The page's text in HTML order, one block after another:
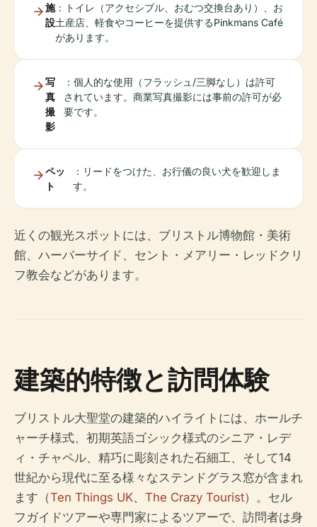
施
設
：トイレ（アクセシブル、おむつ交換台あり）、お
土産店、軽食やコーヒーを提供するPinkmans Café
があります。
写
真
撮
影
：個人的な使用（フラッシュ/三脚なし）は許可
されています。商業写真撮影には事前の許可が必
要です。
ペッ
ト
：リードをつけた、お行儀の良い犬を歓迎しま
す。
近くの観光スポットには、ブリストル博物館・美術
館、ハーバーサイド、セント・メアリー・レッドクリ
フ教会などがあります。
建築的特徴と訪問体験
ブリストル大聖堂の建築的ハイライトには、ホールチ
ャーチ様式、初期英語ゴシック様式のシニア・レデ
ィ・チャペル、精巧に彫刻された石細工、そして14
世紀から現代に至る様々なステンドグラス窓が含まれ
ます（Ten Things UK、 The Crazy Tourist）。セル
フガイドツアーや専門家によるツアーで、訪問者は身